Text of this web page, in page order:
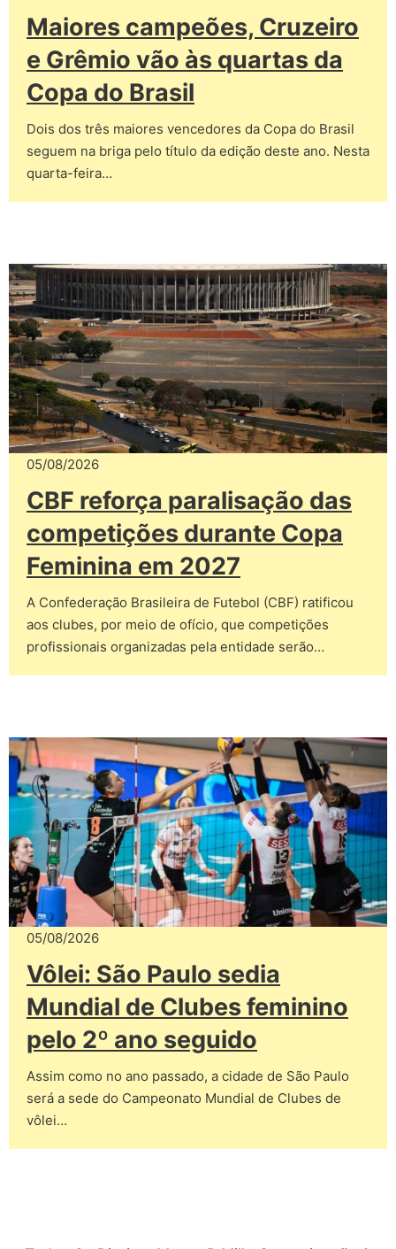
Maiores campeões, Cruzeiro
e Grêmio vão às quartas da
Copa do Brasil
Dois dos três maiores vencedores da Copa do Brasil
seguem na briga pelo título da edição deste ano. Nesta
quarta-feira…
05/08/2026
CBF reforça paralisação das
competições durante Copa
Feminina em 2027
A Confederação Brasileira de Futebol (CBF) ratificou
aos clubes, por meio de ofício, que competições
profissionais organizadas pela entidade serão…
05/08/2026
Vôlei: São Paulo sedia
Mundial de Clubes feminino
pelo 2º ano seguido
Assim como no ano passado, a cidade de São Paulo
será a sede do Campeonato Mundial de Clubes de
vôlei…